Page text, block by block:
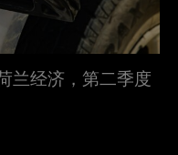
兰经济，第二季度